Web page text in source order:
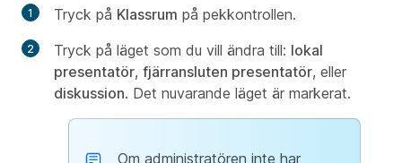
Tryck på Klassrum på pekkontrollen.
Tryck på läget som du vill ändra till: lokal
presentatör, fjärransluten presentatör, eller
diskussion. Det nuvarande läget är markerat.
Om administratören inte har